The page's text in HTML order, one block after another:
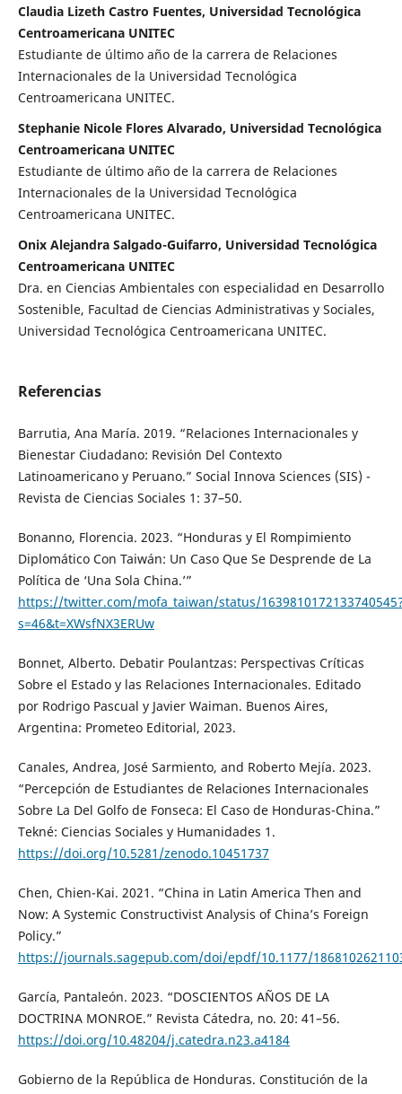
Claudia Lizeth Castro Fuentes, Universidad Tecnológica
Centroamericana UNITEC
Estudiante de último año de la carrera de Relaciones
Internacionales de la Universidad Tecnológica
Centroamericana UNITEC.
Stephanie Nicole Flores Alvarado, Universidad Tecnológica
Centroamericana UNITEC
Estudiante de último año de la carrera de Relaciones
Internacionales de la Universidad Tecnológica
Centroamericana UNITEC.
Onix Alejandra Salgado-Guifarro, Universidad Tecnológica
Centroamericana UNITEC
Dra. en Ciencias Ambientales con especialidad en Desarrollo
Sostenible, Facultad de Ciencias Administrativas y Sociales,
Universidad Tecnológica Centroamericana UNITEC.
Referencias
Barrutia, Ana María. 2019. “Relaciones Internacionales y
Bienestar Ciudadano: Revisión Del Contexto
Latinoamericano y Peruano.” Social Innova Sciences (SIS) -
Revista de Ciencias Sociales 1: 37–50.
Bonanno, Florencia. 2023. “Honduras y El Rompimiento
Diplomático Con Taiwán: Un Caso Que Se Desprende de La
Política de ‘Una Sola China.’”
https://twitter.com/mofa_taiwan/status/
s=46&t=XWsfNX3ERUw
Bonnet, Alberto. Debatir Poulantzas: Perspectivas Críticas
Sobre el Estado y las Relaciones Internacionales. Editado
por Rodrigo Pascual y Javier Waiman. Buenos Aires,
Argentina: Prometeo Editorial, 2023.
Canales, Andrea, José Sarmiento, and Roberto Mejía. 2023.
“Percepción de Estudiantes de Relaciones Internacionales
Sobre La Del Golfo de Fonseca: El Caso de Honduras-China.”
Tekné: Ciencias Sociales y Humanidades 1.
https://doi.org/10.5281/zenodo.10451737
Chen, Chien-Kai. 2021. “China in Latin America Then and
Now: A Systemic Constructivist Analysis of China’s Foreign
Policy.”
https://journals.sagepub.com/doi/epdf/10.1177/
García, Pantaleón. 2023. “DOSCIENTOS AÑOS DE LA
DOCTRINA MONROE.” Revista Cátedra, no. 20: 41–56.
https://doi.org/10.48204/j.catedra.n23.a4184
Gobierno de la República de Honduras. Constitución de la